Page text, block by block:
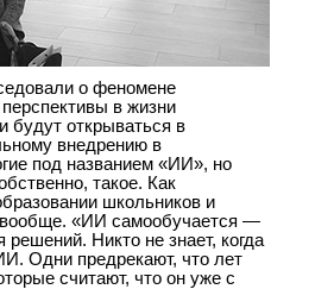
о феномене
в жизни
будут открываться в
внедрению в
под названием «ИИ», но
такое. Как
школьников и
вообще. «ИИ самообучается —
решений. Никто не знает, когда
Одни предрекают, что лет
считают, что он уже с